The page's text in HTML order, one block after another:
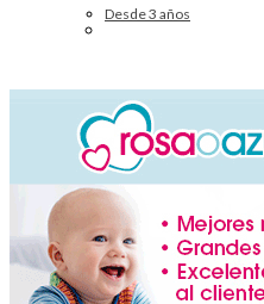
Desde 3 años